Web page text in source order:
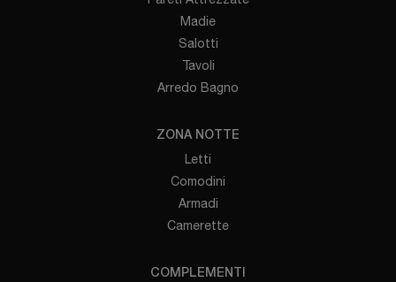
Madie
Salotti
Tavoli
Arredo Bagno
ZONA NOTTE
Letti
Comodini
Armadi
Camerette
COMPLEMENTI